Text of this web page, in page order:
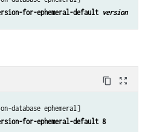
for-ephemeral-default version
content_copy zoom_out_map
database ephemeral]